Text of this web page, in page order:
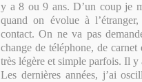
y a 8 ou 9 ans. D’un coup je
quand on évolue à
contact. On ne va pas
change de téléphone, de
très légère et simple parfois. Il y
Les dernières années, j’ai